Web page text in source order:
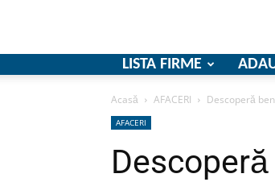
LISTA FIRME
Acasă AFACERI Descoperă
AFACERI